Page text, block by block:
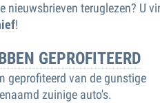
nieuwsbrieven teruglezen? U
!
GEPROFITEERD
geprofiteerd van de gunstige
zuinige auto's.